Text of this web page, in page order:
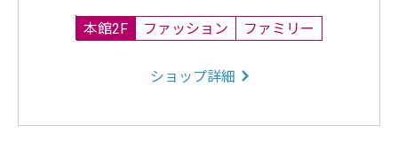
本館2F ファッション ファミリー
ショップ詳細